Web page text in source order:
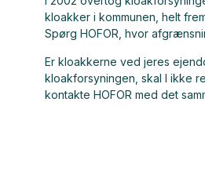
kloakker i kommunen, helt
Spørg HOFOR, hvor
Er kloakkerne ved jeres
kloakforsyningen, skal I ikke
kontakte HOFOR med det